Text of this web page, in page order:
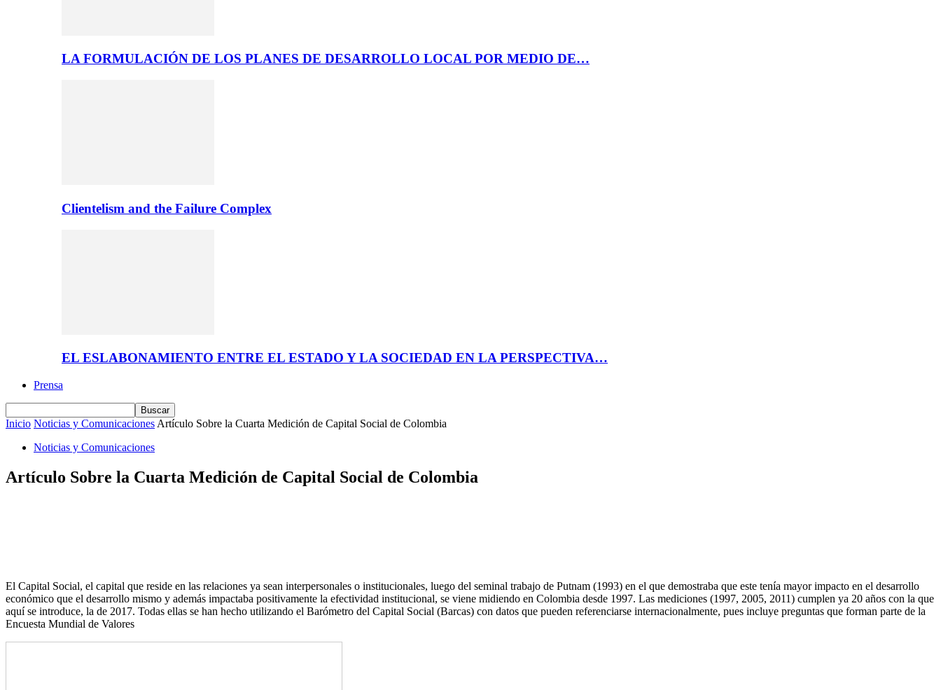
LA FORMULACIÓN DE LOS PLANES DE DESARROLLO LOCAL POR MEDIO DE…
Clientelism and the Failure Complex
EL ESLABONAMIENTO ENTRE EL ESTADO Y LA SOCIEDAD EN LA PERSPECTIVA…
Prensa
Inicio Noticias y Comunicaciones Artículo Sobre la Cuarta Medición de Capital Social de Colombia
Noticias y Comunicaciones
Artículo Sobre la Cuarta Medición de Capital Social de Colombia
El Capital Social, el capital que reside en las relaciones ya sean interpersonales o institucionales, luego del seminal trabajo de Putnam (1993) en el que demostraba que este tenía mayor impacto en el desarrollo
económico que el desarrollo mismo y además impactaba positivamente la efectividad institucional, se viene midiendo en Colombia desde 1997. Las mediciones (1997, 2005, 2011) cumplen ya 20 años con la que
aquí se introduce, la de 2017. Todas ellas se han hecho utilizando el Barómetro del Capital Social (Barcas) con datos que pueden referenciarse internacionalmente, pues incluye preguntas que forman parte de la
Encuesta Mundial de Valores